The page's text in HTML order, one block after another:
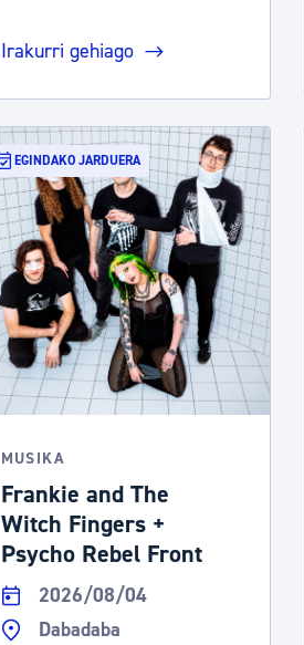
Irakurri gehiago
EGINDAKO JARDUERA
MUSIKA
Frankie and The
Witch Fingers +
Psycho Rebel Front
2026/08/04
Dabadaba